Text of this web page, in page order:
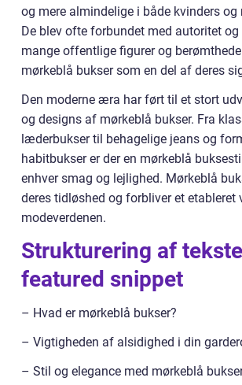
og mere almindelige i både kvinders
De blev ofte forbundet med autoritet
mange offentlige figurer og
mørkeblå bukser som en del af deres
Den moderne æra har ført til et stort
og designs af mørkeblå bukser. Fra
læderbukser til behagelige jeans og
habitbukser er der en mørkeblå
enhver smag og lejlighed. Mørkeblå
deres tidløshed og forbliver et etableret
modeverdenen.
Strukturering af
featured snippet
– Hvad er mørkeblå bukser?
– Vigtigheden af alsidighed i din
– Stil og elegance med mørkeblå